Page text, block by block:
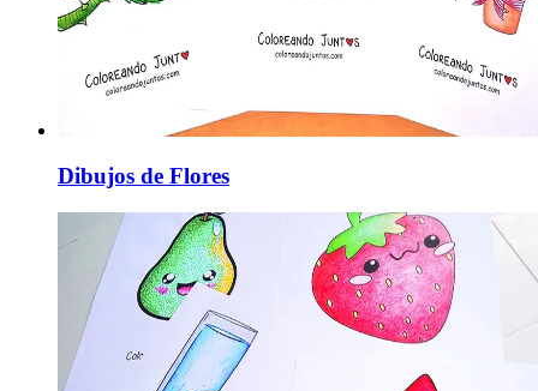
Dibujos de Flores